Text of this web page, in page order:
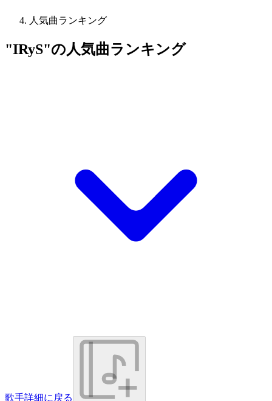
人気曲ランキング
"IRyS"の人気曲ランキング
歌手詳細に戻る